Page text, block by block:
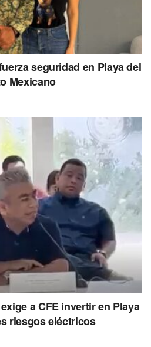
Playa del Carmen
seguridad en Playa del
Mexicano
a CFE invertir en Playa
riesgos eléctricos